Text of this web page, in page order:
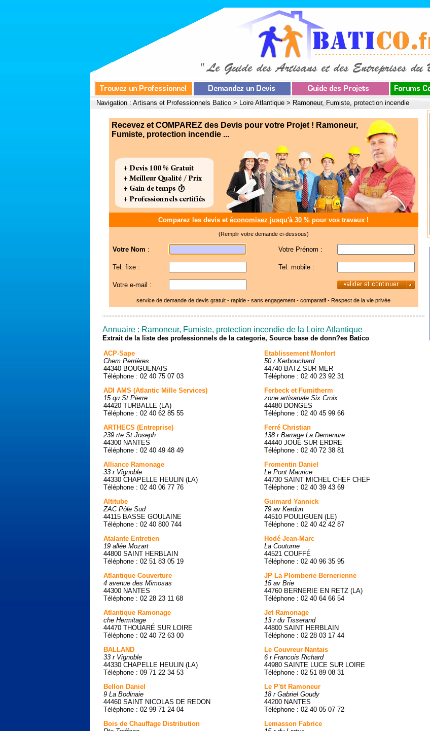
Navigation : Artisans et Professionnels Batico > Loire Atlantique > Ramoneur, Fumiste, protection incendie
Recevez et COMPAREZ des Devis pour votre Projet ! Ramoneur,
Fumiste, protection incendie ...
Comparez les devis et économisez jusqu'à 30 % pour vos travaux !
(Remplir votre demande ci-dessous)
Votre Nom : Votre Prénom :
Tel. fixe : Tel. mobile :
Votre e-mail :
service de demande de devis gratuit - rapide - sans engagement - comparatif - Respect de la vie privée
Annuaire : Ramoneur, Fumiste, protection incendie de la Loire Atlantique
Extrait de la liste des professionnels de la categorie, Source base de donn?es Batico
ACP-Sape
Chem Perrières
44340 BOUGUENAIS
Téléphone : 02 40 75 07 03
ADI AMS (Atlantic Mille Services)
15 qu St Pierre
44420 TURBALLE (LA)
Téléphone : 02 40 62 85 55
ARTHECS (Entreprise)
239 rte St Joseph
44300 NANTES
Téléphone : 02 40 49 48 49
Alliance Ramonage
33 r Vignoble
44330 CHAPELLE HEULIN (LA)
Téléphone : 02 40 06 77 76
Altitube
ZAC Pôle Sud
44115 BASSE GOULAINE
Téléphone : 02 40 800 744
Atalante Entretien
19 allée Mozart
44800 SAINT HERBLAIN
Téléphone : 02 51 83 05 19
Atlantique Couverture
4 avenue des Mimosas
44300 NANTES
Téléphone : 02 28 23 11 68
Atlantique Ramonage
che Hermitage
44470 THOUARÉ SUR LOIRE
Téléphone : 02 40 72 63 00
BALLAND
33 r Vignoble
44330 CHAPELLE HEULIN (LA)
Téléphone : 09 71 22 34 53
Bellon Daniel
9 La Bodinaie
44460 SAINT NICOLAS DE REDON
Téléphone : 02 99 71 24 04
Bois de Chauffage Distribution
Etablissement Monfort
50 r Kerbouchard
44740 BATZ SUR MER
Téléphone : 02 40 23 92 31
Ferbeck et Fumitherm
zone artisanale Six Croix
44480 DONGES
Téléphone : 02 40 45 99 66
Ferré Christian
138 r Barrage La Demenure
44440 JOUÉ SUR ERDRE
Téléphone : 02 40 72 38 81
Fromentin Daniel
Le Pont Maurice
44730 SAINT MICHEL CHEF CHEF
Téléphone : 02 40 39 43 69
Guimard Yannick
79 av Kerdun
44510 POULIGUEN (LE)
Téléphone : 02 40 42 42 87
Hodé Jean-Marc
La Coutume
44521 COUFFÉ
Téléphone : 02 40 96 35 95
JP La Plomberie Bernerienne
15 av Brie
44760 BERNERIE EN RETZ (LA)
Téléphone : 02 40 64 66 54
Jet Ramonage
13 r du Tisserand
44800 SAINT HERBLAIN
Téléphone : 02 28 03 17 44
Le Couvreur Nantais
6 r Francois Richard
44980 SAINTE LUCE SUR LOIRE
Téléphone : 02 51 89 08 31
Le P'tit Ramoneur
18 r Gabriel Goudy
44200 NANTES
Téléphone : 02 40 05 07 72
Lemasson Fabrice